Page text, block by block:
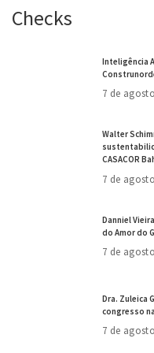
Checks
Inteligência
7 de
Walter
CASACOR
7 de
Danniel
do Amor do
7 de
Dra. Zuleica
congresso
7 de